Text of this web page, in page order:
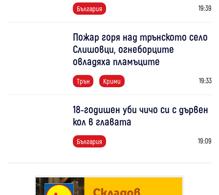
България 19:39
Пожар горя над трънското село
Слишовци, огнеборците
овладяха пламъците
Трън Крими 19:33
18-годишен уби чичо си с дървен
кол в главата
България 19:09